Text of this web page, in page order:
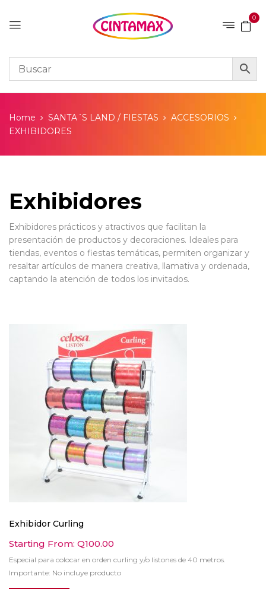
0
Home SANTA´S LAND / FIESTAS
ACCESORIOS
EXHIBIDORES
Exhibidores
Exhibidores prácticos y atractivos que facilitan la
presentación de productos y decoraciones. Ideales para
tiendas, eventos o fiestas temáticas, permiten organizar y
resaltar artículos de manera creativa, llamativa y ordenada,
captando la atención de todos los invitados.
Exhibidor Curling
Starting From: Q100.00
Especial para colocar en orden curling y/o listones de 40 metros.
Importante: No incluye producto